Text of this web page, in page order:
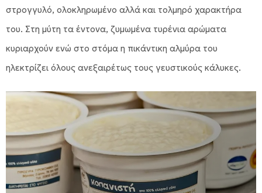
στρογγυλό, ολοκληρωμένο αλλά και τολμηρό χαρακτήρα
του. Στη μύτη τα έντονα, ζυμωμένα τυρένια αρώματα
κυριαρχούν ενώ στο στόμα η πικάντικη αλμύρα του
ηλεκτρίζει όλους ανεξαιρέτως τους γευστικούς κάλυκες.